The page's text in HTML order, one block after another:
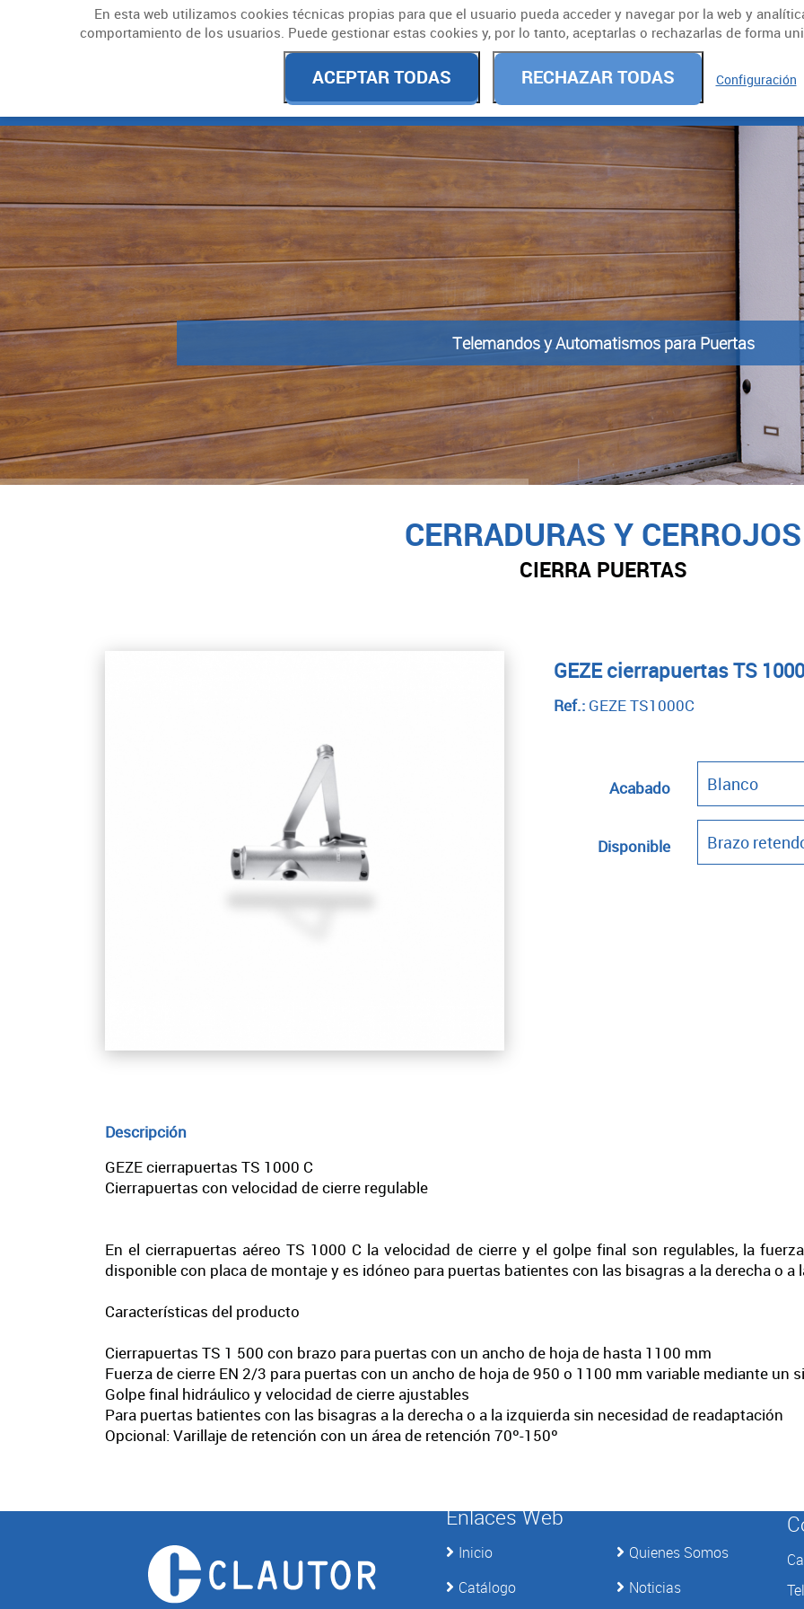
961 93 41 22
Inicio Quienes Somos
TelemandosyAutomatismos para Puertas
CERRADURAS Y CERROJOS
CIERRA PUERTAS
GEZE cierrapuertas TS
Ref.: GEZE TS1000C
Acabado
Disponible
Descripción
GEZE cierrapuertas TS 1000 C
Cierrapuertas con velocidad de cierre regulable
En el cierrapuertas aéreo TS 1000 C la velocidad de cierre y el golpe final son regulables, la
disponible con placa de montaje y es idóneo para puertas batientes con las bisagras a la derecha o
Características del producto
Cierrapuertas TS 1 500 con brazo para puertas con un ancho de hoja de hasta 1100 mm
Fuerza de cierre EN 2/3 para puertas con un ancho de hoja de 950 o 1100 mm variable mediante un
Golpe final hidráulico y velocidad de cierre ajustables
Para puertas batientes con las bisagras a la derecha o a la izquierda sin necesidad de readaptación
Opcional: Varillaje de retención con un área de retención 70º-150º
En esta web utilizamos cookies técnicas propias para que el usuario pueda acceder y navegar por la web y
comportamiento de los usuarios. Puede gestionar estas cookies y, por lo tanto, aceptarlas o rechazarlas de forma
ACEPTAR TODAS RECHAZAR TODAS Configuración
Enlaces Web
Inicio
Quienes Somos
Catálogo
Noticias